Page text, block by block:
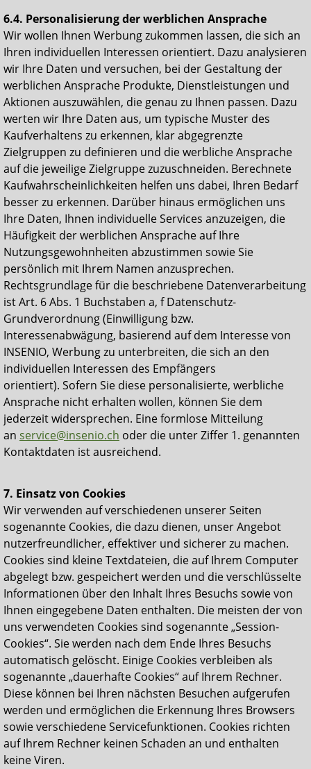
6.4. Personalisierung der werblichen Ansprache
Wir wollen Ihnen Werbung zukommen lassen, die sich an
Ihren individuellen Interessen orientiert. Dazu analysieren
wir Ihre Daten und versuchen, bei der Gestaltung der
werblichen Ansprache Produkte, Dienstleistungen und
Aktionen auszuwählen, die genau zu Ihnen passen. Dazu
werten wir Ihre Daten aus, um typische Muster des
Kaufverhaltens zu erkennen, klar abgegrenzte
Zielgruppen zu definieren und die werbliche Ansprache
auf die jeweilige Zielgruppe zuzuschneiden. Berechnete
Kaufwahrscheinlichkeiten helfen uns dabei, Ihren Bedarf
besser zu erkennen. Darüber hinaus ermöglichen uns
Ihre Daten, Ihnen individuelle Services anzuzeigen, die
Häufigkeit der werblichen Ansprache auf Ihre
Nutzungsgewohnheiten abzustimmen sowie Sie
persönlich mit Ihrem Namen anzusprechen.
Rechtsgrundlage für die beschriebene Datenverarbeitung
ist Art. 6 Abs. 1 Buchstaben a, f Datenschutz-
Grundverordnung (Einwilligung bzw.
Interessenabwägung, basierend auf dem Interesse von
INSENIO, Werbung zu unterbreiten, die sich an den
individuellen Interessen des Empfängers
orientiert). Sofern Sie diese personalisierte, werbliche
Ansprache nicht erhalten wollen, können Sie dem
jederzeitwidersprechen. Eine formlose Mitteilung
an service@insenio.ch oder die unter Ziffer 1. genannten
Kontaktdaten ist ausreichend.
7. Einsatz von Cookies
Wir verwenden auf verschiedenen unserer Seiten
sogenannte Cookies, die dazu dienen, unser Angebot
nutzerfreundlicher, effektiver und sicherer zu machen.
Cookies sind kleine Textdateien, die auf Ihrem Computer
abgelegt bzw. gespeichert werden und die verschlüsselte
Informationen über den Inhalt Ihres Besuchs sowie von
Ihnen eingegebene Daten enthalten. Die meisten der von
uns verwendeten Cookies sind sogenannte „Session-
Cookies“. Sie werden nach dem Ende Ihres Besuchs
automatisch gelöscht. Einige Cookies verbleiben als
sogenannte „dauerhafte Cookies“ auf Ihrem Rechner.
Diese können bei Ihren nächsten Besuchen aufgerufen
werden und ermöglichen die Erkennung Ihres Browsers
sowie verschiedene Servicefunktionen. Cookies richten
auf Ihrem Rechner keinen Schaden an und enthalten
keine Viren.